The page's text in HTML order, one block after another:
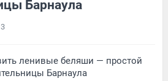
Барнаула
3
ленивые беляши — простой
Барнаула